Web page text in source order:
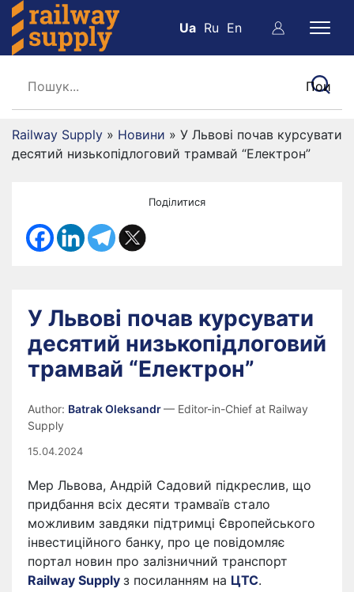
Ua Ru En
Railway Supply » Новини » У Львові почав курсувати
десятий низькопідлоговий трамвай “Електрон”
Поділитися
У Львові почав курсувати
десятий низькопідлоговий
трамвай “Електрон”
Author: Batrak Oleksandr— Editor-in-Chief at Railway
Supply
15.04.2024
Мер Львова, Андрій Садовий підкреслив, що
придбання всіх десяти трамваїв стало
можливим завдяки підтримці Європейського
інвестиційного банку, про це повідомляє
портал новин про залізничний транспорт
Railway Supply з посиланням на ЦТС.